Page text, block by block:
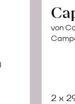
von
2 x